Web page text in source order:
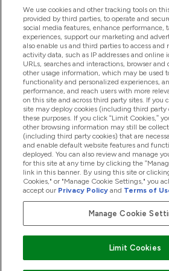
Segítség És Információ
Termékek
Céginformáció
Hűség És Jutalmak
2026 The Hut.com Ltd
We use cookies and other tracking tools on
provided by third parties, to operate and
social media features, enhance performance,
experiences, support our marketing and
also enable us and third parties to access and
activity data, such as IP addresses and online
URLs, searches and interactions, browser and
other usage information, which may be used
functionality and personalized experiences,
performance, and reach users with more
on this site and across third party sites. If you
site may deploy cookies (including third party
these purposes. If you click “Limit Cookies,”
other browsing information may still be
(including third party cookies) that are
and enable default website features and
deployed. You can also review and manage
for this site at any time by clicking the
link in this banner. By using this site or
Cookies," or "Manage Cookie Settings," you
accept our Privacy Policy and Terms of
Manage Cookie
Limit Cookies